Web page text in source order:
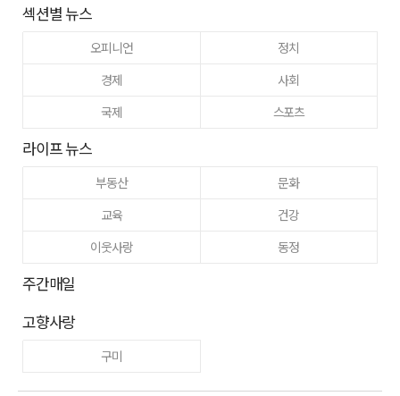
섹션별 뉴스
오피니언
정치
경제
사회
국제
스포츠
라이프 뉴스
부동산
문화
교육
건강
이웃사랑
동정
주간매일
고향사랑
구미